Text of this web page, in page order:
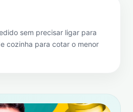
sem precisar ligar para
cozinha para cotar o menor